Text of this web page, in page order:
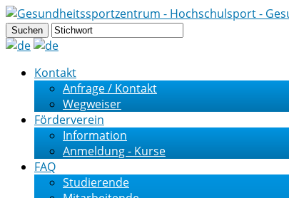
Kontakt
Anfrage / Kontakt
Wegweiser
Förderverein
Information
Anmeldung - Kurse
FAQ
Studierende